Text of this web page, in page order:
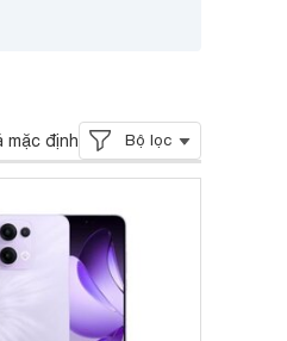
mặc định Bộ lọc